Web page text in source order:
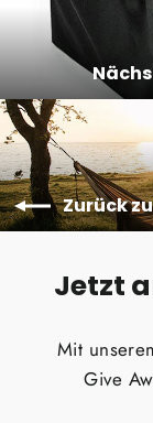
Zurück
Jetzt
Mit
Give